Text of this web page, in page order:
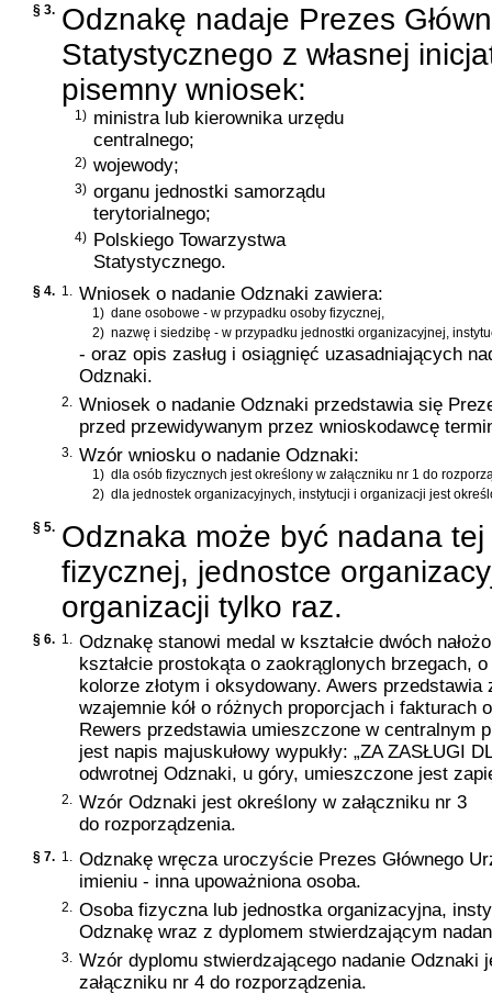
§ 3. Odznakę nadaje Prezes
Statystycznego z własnej
pisemny wniosek:
1) ministra lub kierownika urzędu
centralnego;
2) wojewody;
3) organu jednostki samorządu
terytorialnego;
4) Polskiego Towarzystwa
Statystycznego.
§ 4. 1. Wniosek o nadanie Odznaki zawiera:
1) dane osobowe - w przypadku osoby fizycznej,
2) nazwę i siedzibę - w przypadku jednostki organizacyjnej,
- oraz opis zasług i osiągnięć uzasadniających
Odznaki.
2. Wniosek o nadanie Odznaki przedstawia się
przed przewidywanym przez wnioskodawcę
3. Wzór wniosku o nadanie Odznaki:
1) dla osób fizycznych jest określony w załączniku nr 1 do
2) dla jednostek organizacyjnych, instytucji i organizacji jest
§ 5. Odznaka może być nadana
fizycznej, jednostce
organizacji tylko raz.
§ 6. 1.
Odznakę stanowi medal w kształcie dwóch
kształcie prostokąta o zaokrąglonych brzegach,
kolorze złotym i oksydowany. Awers
wzajemnie kół o różnych proporcjach i fakturach
Rewers przedstawia umieszczone w centralnym
jest napis majuskułowy wypukły: „ZA ZASŁUGI
odwrotnej Odznaki, u góry, umieszczone jest
2.
Wzór Odznaki jest określony w załączniku nr 3
do rozporządzenia.
§ 7. 1.
Odznakę wręcza uroczyście Prezes Głównego
imieniu - inna upoważniona osoba.
2.
Osoba fizyczna lub jednostka organizacyjna,
Odznakę wraz z dyplomem stwierdzającym
3.
Wzór dyplomu stwierdzającego nadanie Odznaki
załączniku nr 4 do rozporządzenia.